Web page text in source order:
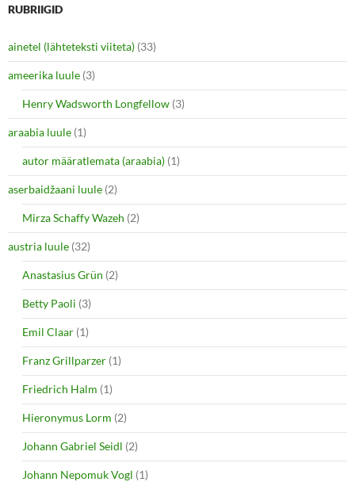
RUBRIIGID
ainetel (lähteteksti viiteta) (33)
ameerika luule (3)
Henry Wadsworth Longfellow (3)
araabia luule (1)
autor määratlemata (araabia) (1)
aserbaidžaani luule (2)
Mirza Schaffy Wazeh (2)
austria luule (32)
Anastasius Grün (2)
Betty Paoli (3)
Emil Claar (1)
Franz Grillparzer (1)
Friedrich Halm (1)
Hieronymus Lorm (2)
Johann Gabriel Seidl (2)
Johann Nepomuk Vogl (1)